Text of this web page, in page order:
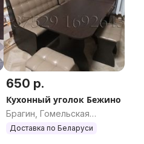
650 р.
Кухонный уголок Бежино
Брагин, Гомельская
область
Доставка по Беларуси